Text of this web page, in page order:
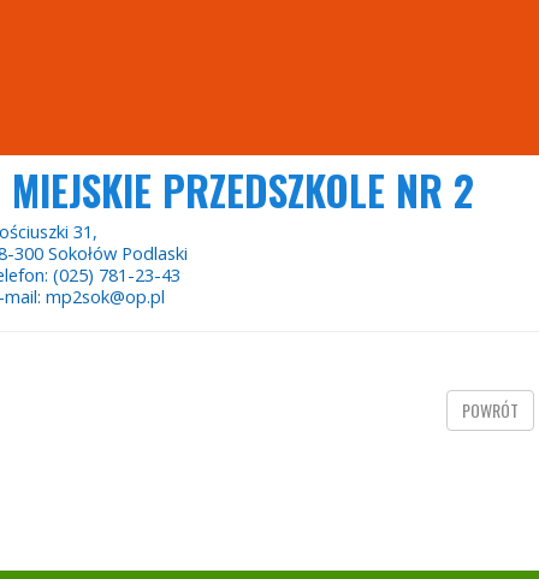
MIEJSKIE PRZEDSZKOLE NR 2
31,
300 Sokołów Podlaski
(025) 781-23-43
mp2sok@op.pl
POWRÓT